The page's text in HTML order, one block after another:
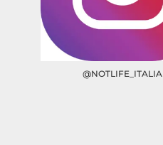
@NOTLIFE_ITALIA